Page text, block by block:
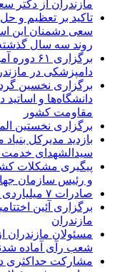
مازندران از دکتر
تاکید بر تعظیم و
سعی دشمنان این
روند سه سال گذشته
برگزاری
دامپزشکی در
برگزاری نخسین
دانشگاه‌ها و
مقاومت کشور
برگزاری نخستین
بازدید مدیرکل
سیدالشهدای خدمت
پیگیری مشکلات
و رئیس سازمان
صادرات ۷ میلیاردی انواع صنایع دستی از مرکز مازندران
برگزاری آئین
مازندران
مسئولان مازندران
شعب رآی آماده
مشارکت حداکثری